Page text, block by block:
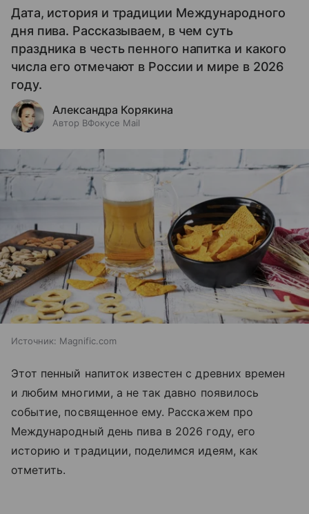
Дата, история и традиции Международного
дня пива. Рассказываем, в чем суть
праздника в честь пенного напитка и какого
числа его отмечают в России и мире в 2026
году.
Александра Корякина
Автор ВФокусе Mail
Источник: Magnific.com
Этот пенный напиток известен с древних времен
и любим многими, а не так давно появилось
событие, посвященное ему. Расскажем про
Международный день пива в 2026 году, его
историю и традиции, поделимся идеям, как
отметить.